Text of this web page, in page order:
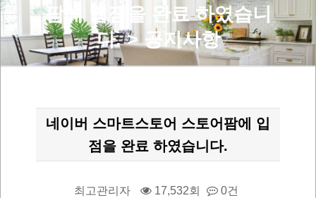
팜에 입점을 완료 하였습니
다. > 공지사항
네이버 스마트스토어 스토어팜에 입
점을 완료 하였습니다.
최고관리자 17,532회 0건